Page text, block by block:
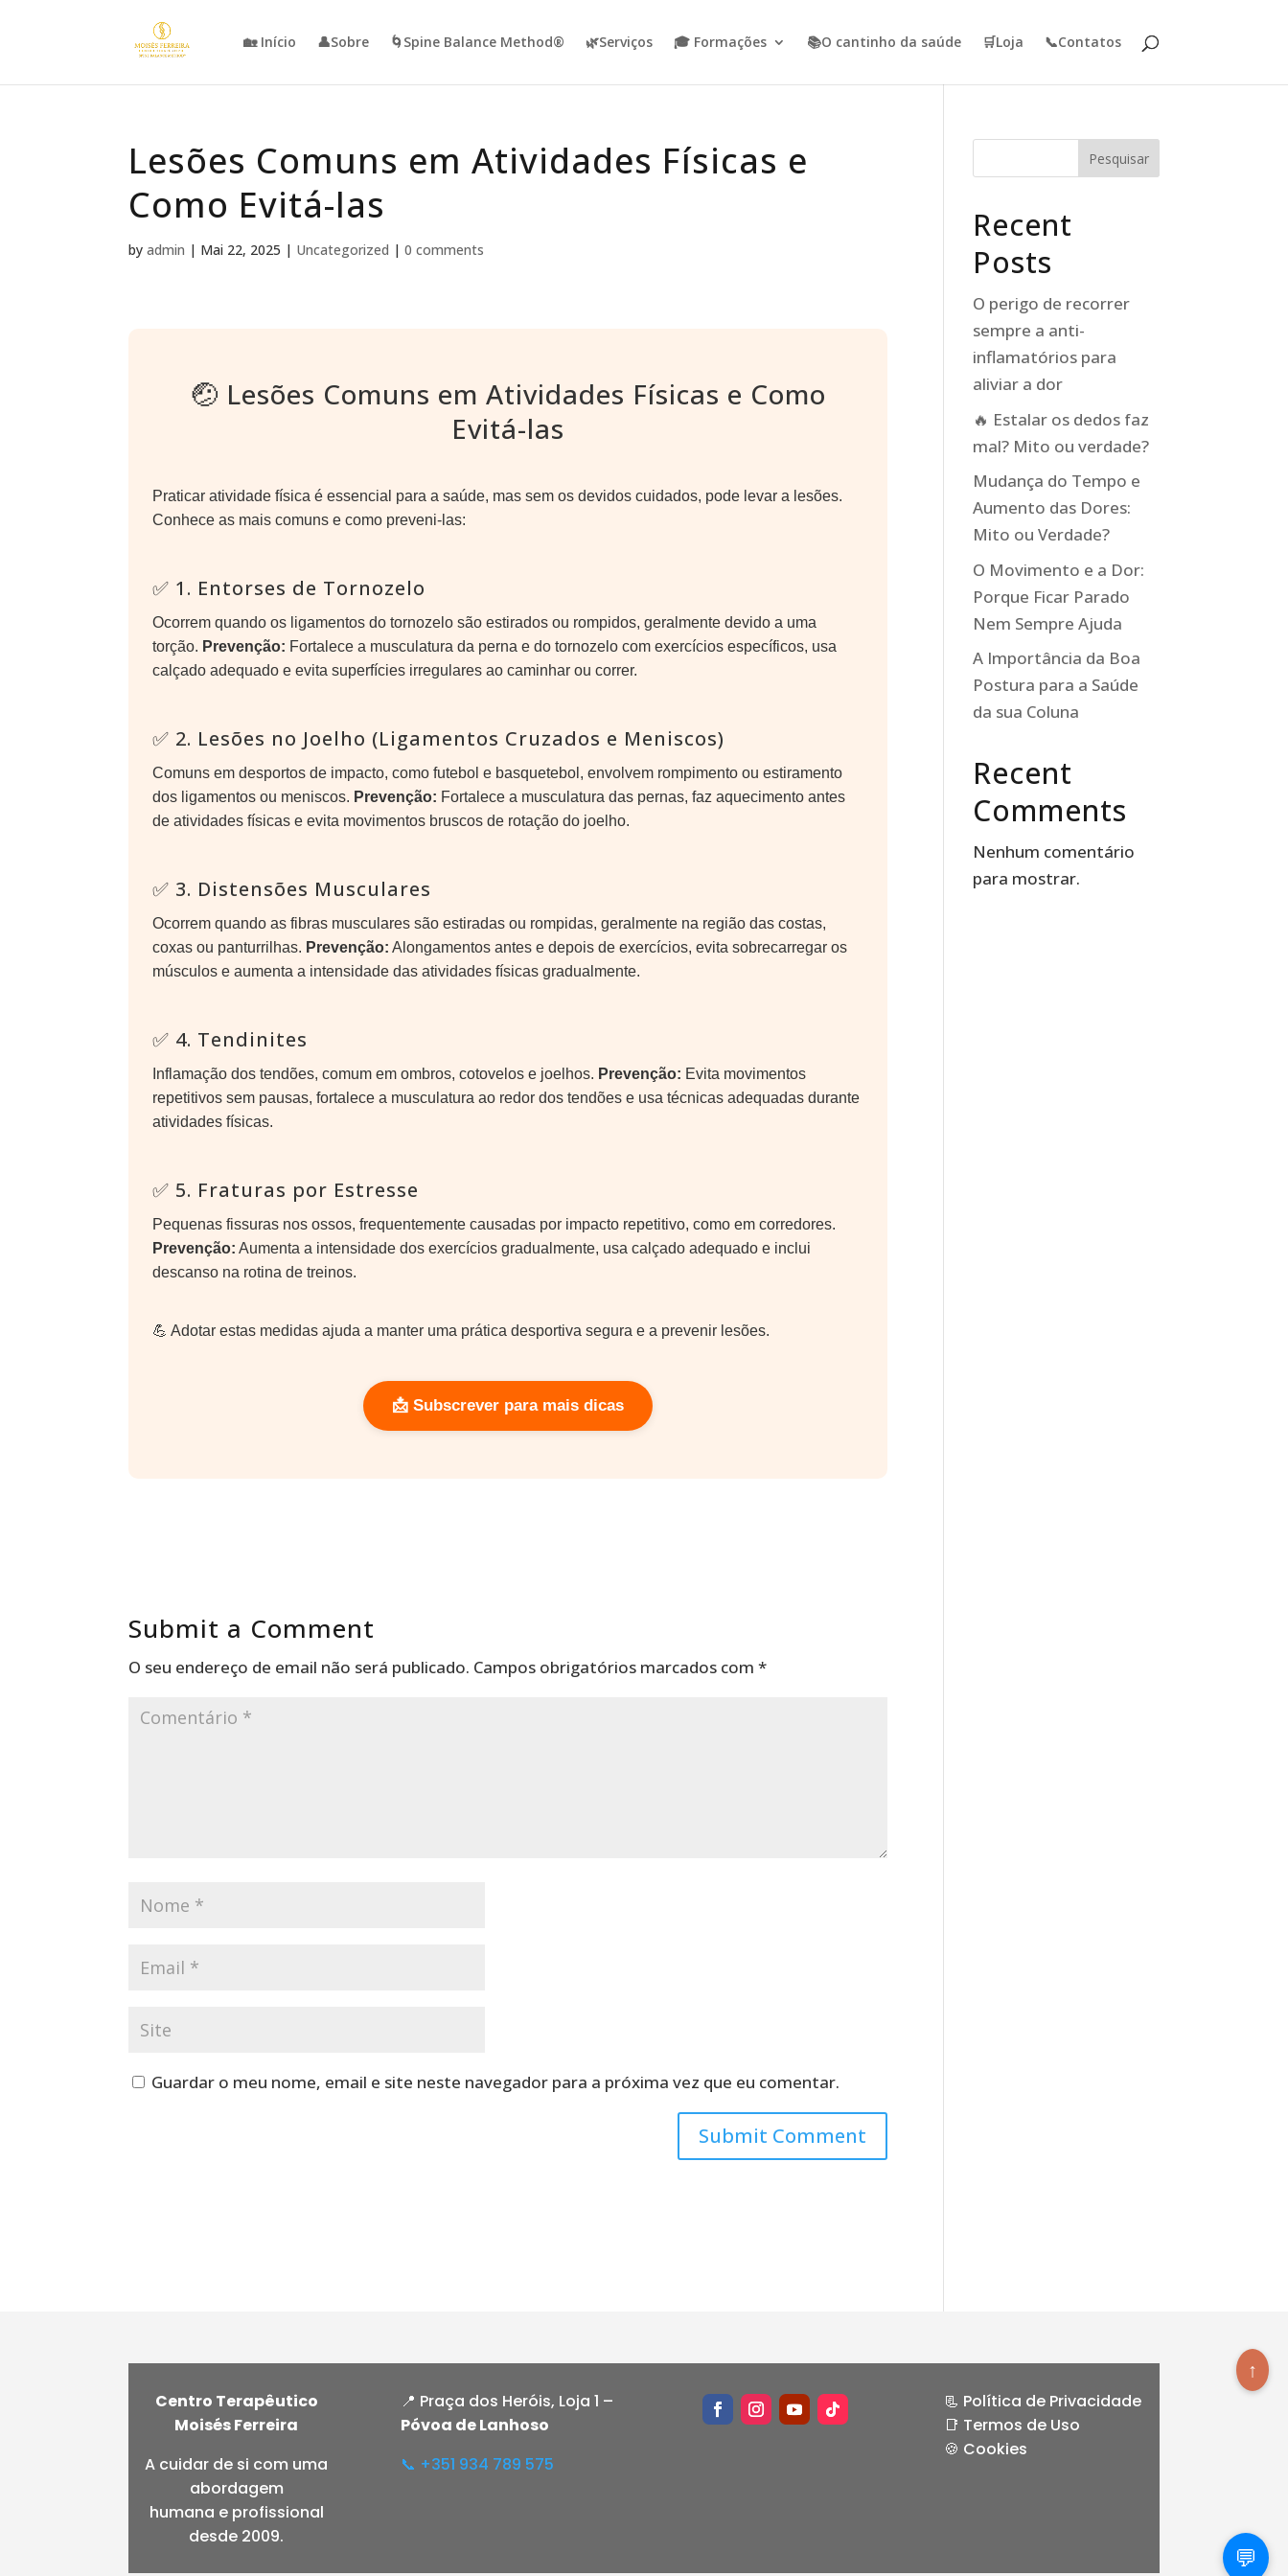
🏡 Início 👤Sobre 🌀Spine Balance Method® 🌿Serviços 🎓 Formações 📚O cantinho da saúde 🛒Loja 📞Contatos
Lesões Comuns em Atividades Físicas e
Como Evitá-las
byadmin | Mai 22, 2025 | Uncategorized |0 comments
🤕 Lesões Comuns em Atividades Físicas e Como
Evitá-las
Praticar atividade física é essencial para a saúde, mas sem os devidos cuidados, pode levar a lesões.
Conhece as mais comuns e como preveni-las:
✅ 1. Entorses de Tornozelo
Ocorrem quando os ligamentos do tornozelo são estirados ou rompidos, geralmente devido a uma
torção. Prevenção: Fortalece a musculatura da perna e do tornozelo com exercícios específicos, usa
calçado adequado e evita superfícies irregulares ao caminhar ou correr.
✅ 2. Lesões no Joelho (Ligamentos Cruzados e Meniscos)
Comuns em desportos de impacto, como futebol e basquetebol, envolvem rompimento ou estiramento
dos ligamentos ou meniscos. Prevenção: Fortalece a musculatura das pernas, faz aquecimento antes
de atividades físicas e evita movimentos bruscos de rotação do joelho.
✅ 3. Distensões Musculares
Ocorrem quando as fibras musculares são estiradas ou rompidas, geralmente na região das costas,
coxas ou panturrilhas. Prevenção: Alongamentos antes e depois de exercícios, evita sobrecarregar os
músculos e aumenta a intensidade das atividades físicas gradualmente.
✅ 4. Tendinites
Inflamação dos tendões, comum em ombros, cotovelos e joelhos. Prevenção: Evita movimentos
repetitivos sem pausas, fortalece a musculatura ao redor dos tendões e usa técnicas adequadas durante
atividades físicas.
✅ 5. Fraturas por Estresse
Pequenas fissuras nos ossos, frequentemente causadas por impacto repetitivo, como em corredores.
Prevenção: Aumenta a intensidade dos exercícios gradualmente, usa calçado adequado e inclui
descanso na rotina de treinos.
💪 Adotar estas medidas ajuda a manter uma prática desportiva segura e a prevenir lesões.
📩 Subscrever para mais dicas
Submit a Comment
O seu endereço de email não será publicado. Campos obrigatórios marcados com*
Guardar o meu nome, email e site neste navegador para a próxima vez que eu comentar.
Pesquisar
Recent
Posts
O perigo de recorrer
sempre a anti-
inflamatórios para
aliviar a dor
🔥 Estalar os dedos faz
mal? Mito ou verdade?
Mudança do Tempo e
Aumento das Dores:
Mito ou Verdade?
O Movimento e a Dor:
Porque Ficar Parado
Nem Sempre Ajuda
A Importância da Boa
Postura para a Saúde
da sua Coluna
Recent
Comments
Nenhum comentário
para mostrar.
Centro Terapêutico
Moisés Ferreira
A cuidar de si com uma
abordagem
humana e profissional
desde 2009.
📍 Praça dos Heróis, Loja 1 –
Póvoa de Lanhoso
📞 +351 934 789 575
📃 Política de Privacidade
📑 Termos de Uso
🍪 Cookies
↑
💬